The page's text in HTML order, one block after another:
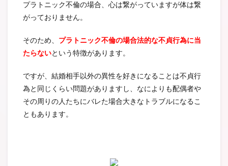
プラトニック不倫の場合、心は繋がっていますが体は繋
がっておりません。
そのため、 プラトニック不倫の場合法的な不貞行為に当
たらないという特徴があります。
ですが、結婚相手以外の異性を好きになることは不貞行
為と同じくらい問題がありますし、なによりも配偶者や
その周りの人たちにバレた場合大きなトラブルになるこ
ともあります。